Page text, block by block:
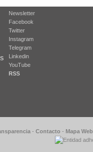
Newsletter
Facebook
Twitter
Instagram
Telegram
Linkedin
YouTube
RSS
- Contacto - Mapa Web